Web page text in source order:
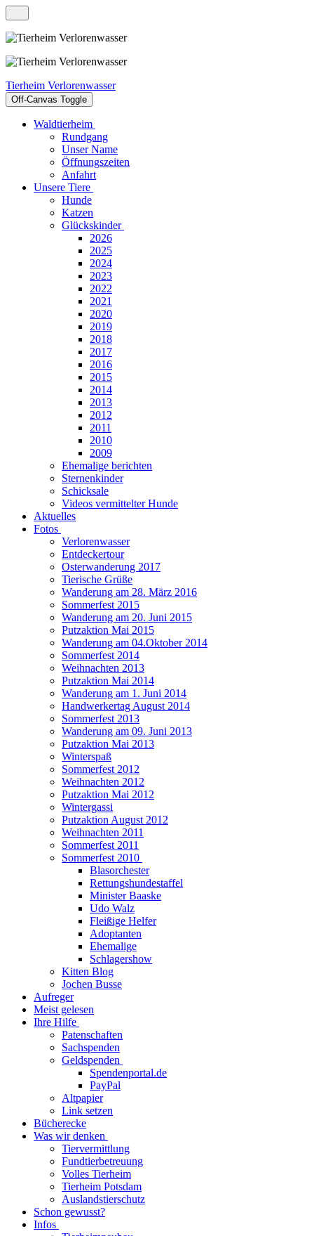
Tierheim Verlorenwasser
Off-Canvas Toggle
Waldtierheim
Rundgang
Unser Name
Öffnungszeiten
Anfahrt
Unsere Tiere
Hunde
Katzen
Glückskinder
2026
2025
2024
2023
2022
2021
2020
2019
2018
2017
2016
2015
2014
2013
2012
2011
2010
2009
Ehemalige berichten
Sternenkinder
Schicksale
Videos vermittelter Hunde
Aktuelles
Fotos
Verlorenwasser
Entdeckertour
Osterwanderung 2017
Tierische Grüße
Wanderung am 28. März 2016
Sommerfest 2015
Wanderung am 20. Juni 2015
Putzaktion Mai 2015
Wanderung am 04.Oktober 2014
Sommerfest 2014
Weihnachten 2013
Putzaktion Mai 2014
Wanderung am 1. Juni 2014
Handwerkertag August 2014
Sommerfest 2013
Wanderung am 09. Juni 2013
Putzaktion Mai 2013
Winterspaß
Sommerfest 2012
Weihnachten 2012
Putzaktion Mai 2012
Wintergassi
Putzaktion August 2012
Weihnachten 2011
Sommerfest 2011
Sommerfest 2010
Blasorchester
Rettungshundestaffel
Minister Baaske
Udo Walz
Fleißige Helfer
Adoptanten
Ehemalige
Schlagershow
Kitten Blog
Jochen Busse
Aufreger
Meist gelesen
Ihre Hilfe
Patenschaften
Sachspenden
Geldspenden
Spendenportal.de
PayPal
Altpapier
Link setzen
Bücherecke
Was wir denken
Tiervermittlung
Fundtierbetreuung
Volles Tierheim
Tierheim Potsdam
Auslandstierschutz
Schon gewusst?
Infos